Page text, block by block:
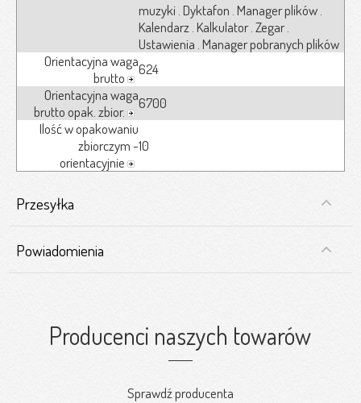
muzyki . Dyktafon . Manager plików .
Kalendarz . Kalkulator . Zegar .
Ustawienia . Manager pobranych plików
Orientacyjna waga
brutto
624
Orientacyjna waga
brutto opak. zbior.
6700
Ilość w opakowaniu
zbiorczym -
orientacyjnie
10
Przesyłka
Powiadomienia
Producenci naszych towarów
Sprawdź producenta